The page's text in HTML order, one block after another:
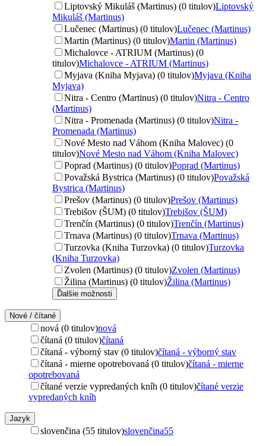
Liptovský Mikuláš (Martinus) (0 titulov)Liptovský
Mikuláš (Martinus)
Lučenec (Martinus) (0 titulov)Lučenec (Martinus)
Martin (Martinus) (0 titulov)Martin (Martinus)
Michalovce - ATRIUM (Martinus) (0
titulov)Michalovce - ATRIUM (Martinus)
Myjava (Kniha Myjava) (0 titulov)Myjava (Kniha
Myjava)
Nitra - Centro (Martinus) (0 titulov)Nitra - Centro
(Martinus)
Nitra - Promenada (Martinus) (0 titulov)Nitra -
Promenada (Martinus)
Nové Mesto nad Váhom (Kniha Malovec) (0
titulov)Nové Mesto nad Váhom (Kniha Malovec)
Poprad (Martinus) (0 titulov)Poprad (Martinus)
Považská Bystrica (Martinus) (0 titulov)Považská
Bystrica (Martinus)
Prešov (Martinus) (0 titulov)Prešov (Martinus)
Trebišov (ŠUM) (0 titulov)Trebišov (ŠUM)
Trenčín (Martinus) (0 titulov)Trenčín (Martinus)
Trnava (Martinus) (0 titulov)Trnava (Martinus)
Turzovka (Kniha Turzovka) (0 titulov)Turzovka
(Kniha Turzovka)
Zvolen (Martinus) (0 titulov)Zvolen (Martinus)
Žilina (Martinus) (0 titulov)Žilina (Martinus)
Ďalšie možnosti
Nové / čítané
nová (0 titulov)nová
čítaná (0 titulov)čítaná
čítaná - výborný stav (0 titulov)čítaná - výborný stav
čítaná - mierne opotrebovaná (0 titulov)čítaná - mierne
opotrebovaná
čítané verzie vypredaných kníh (0 titulov)čítané verzie
vypredaných kníh
Jazyk
slovenčina (55 titulov)slovenčina55